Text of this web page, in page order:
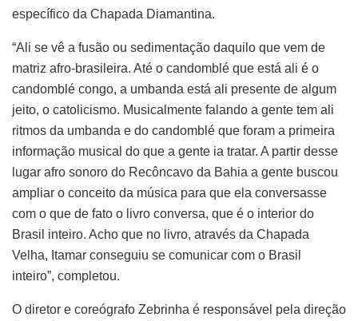
específico da Chapada Diamantina.
“Ali se vê a fusão ou sedimentação daquilo que vem de
matriz afro-brasileira. Até o candomblé que está ali é o
candomblé congo, a umbanda está ali presente de algum
jeito, o catolicismo. Musicalmente falando a gente tem ali
ritmos da umbanda e do candomblé que foram a primeira
informação musical do que a gente ia tratar. A partir desse
lugar afro sonoro do Recôncavo da Bahia a gente buscou
ampliar o conceito da música para que ela conversasse
com o que de fato o livro conversa, que é o interior do
Brasil inteiro. Acho que no livro, através da Chapada
Velha, Itamar conseguiu se comunicar com o Brasil
inteiro”, completou.
O diretor e coreógrafo Zebrinha é responsável pela direção